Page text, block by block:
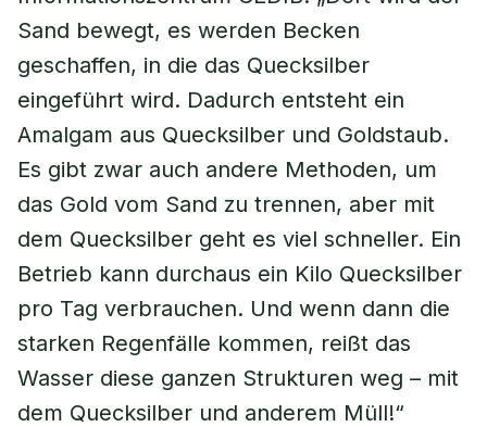
Sand bewegt, es werden Becken
geschaffen, in die das Quecksilber
eingeführt wird. Dadurch entsteht ein
Amalgam aus Quecksilber und Goldstaub.
Es gibt zwar auch andere Methoden, um
das Gold vom Sand zu trennen, aber mit
dem Quecksilber geht es viel schneller. Ein
Betrieb kann durchaus ein Kilo Quecksilber
pro Tag verbrauchen. Und wenn dann die
starken Regenfälle kommen, reißt das
Wasser diese ganzen Strukturen weg – mit
dem Quecksilber und anderem Müll!“